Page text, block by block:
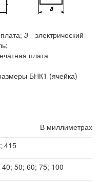
3- электрический
плата
БНК1 (ячейка)
В миллиметрах
415
50; 60; 75; 100